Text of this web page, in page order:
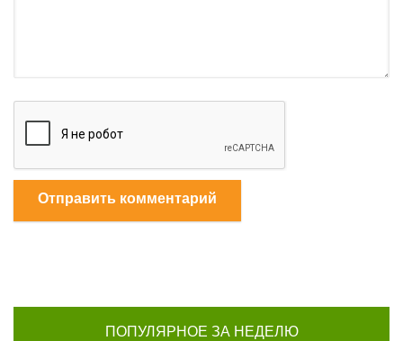
Отправить комментарий
ПОПУЛЯРНОЕ ЗА НЕДЕЛЮ